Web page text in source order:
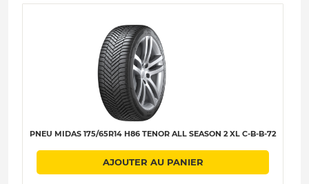
PNEU MIDAS 175/65R14 H86 TENOR ALL SEASON 2 XL C-B-B-72
AJOUTER AU PANIER